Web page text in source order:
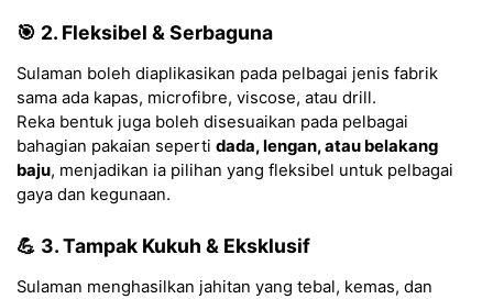
🎯 2. Fleksibel & Serbaguna
Sulaman boleh diaplikasikan pada pelbagai jenis fabrik
sama ada kapas, microfibre, viscose, atau drill.
Reka bentuk juga boleh disesuaikan pada pelbagai
bahagian pakaian seperti dada, lengan, atau belakang
baju, menjadikan ia pilihan yang fleksibel untuk pelbagai
gaya dan kegunaan.
💪 3. Tampak Kukuh & Eksklusif
Sulaman menghasilkan jahitan yang tebal, kemas, dan